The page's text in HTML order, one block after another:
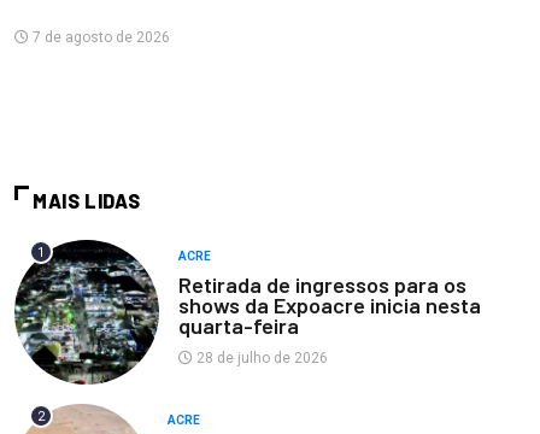
7 de agosto de 2026
MAIS LIDAS
1 ACRE
Retirada de ingressos para os
shows da Expoacre inicia nesta
quarta-feira
28 de julho de 2026
2 ACRE